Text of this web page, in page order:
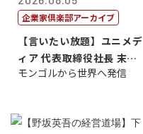
企業家倶楽部アーカイブ
【言いたい放題】ユニメデ
ィア 代表取締役社長 末田
真
モンゴルから世界へ発信